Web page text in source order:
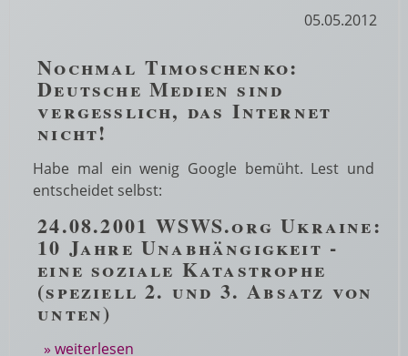
05.05.2012
Nochmal Timoschenko:
Deutsche Medien sind
vergesslich, das Internet
nicht!
Habe mal ein wenig Google bemüht. Lest und
entscheidet selbst:
24.08.2001WSWS.org Ukraine:
10 Jahre Unabhängigkeit -
eine soziale Katastrophe
(speziell 2. und 3. Absatz von
unten)
» weiterlesen